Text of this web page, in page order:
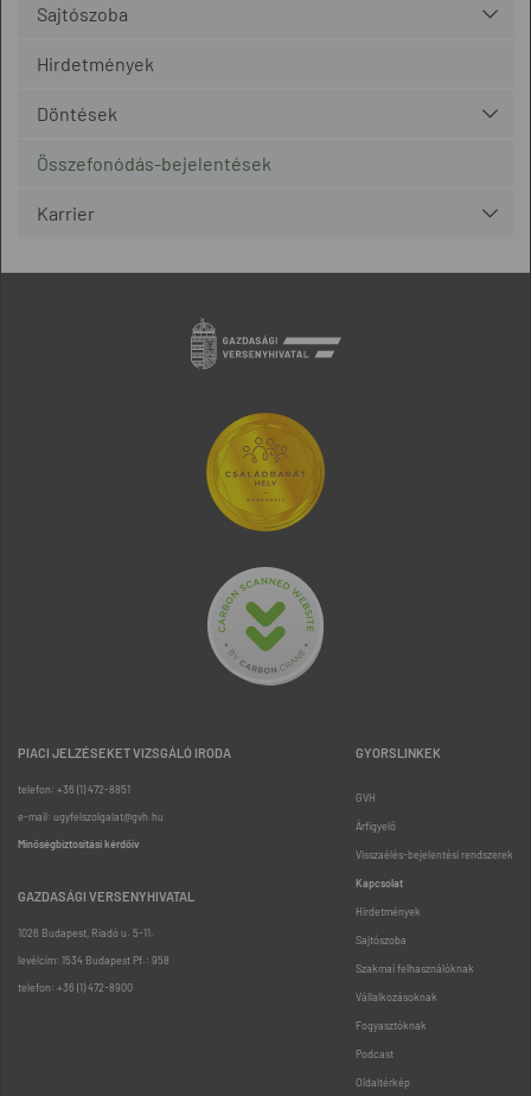
Sajtószoba
Hirdetmények
Döntések
Összefonódás-bejelentések
Karrier
PIACI JELZÉSEKET VIZSGÁLÓ IRODA
telefon: +36 (1) 472-8851
e-mail: ugyfelszolgalat@gvh.hu
Minőségbiztosítási kérdőív
GAZDASÁGI VERSENYHIVATAL
1026 Budapest, Riadó u. 5-11.
levélcím: 1534 Budapest Pf.: 958
telefon: +36 (1) 472-8900
GYORSLINKEK
GVH
Árfigyelő
Visszaélés-bejelentési rendszerek
Kapcsolat
Hirdetmények
Sajtószoba
Szakmai felhasználóknak
Vállalkozásoknak
Fogyasztóknak
Podcast
Oldaltérkép